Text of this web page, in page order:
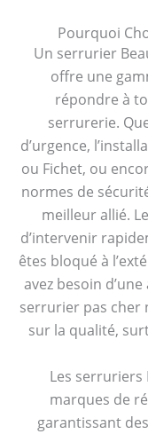
Pourquoi
Un serrurier
offre une
répondre à
serrurerie.
d’urgence,
ou Fichet, ou
normes de
meilleur allié.
d’intervenir
êtes bloqué à
avez besoin
serrurier pas cher
sur la qualité,
Les serruriers
marques de
garantissant